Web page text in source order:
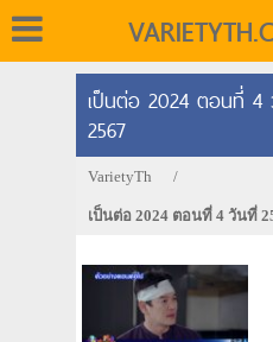
เป็นต่อ 2024 ตอนที่
2567
VarietyTh /
เป็นต่อ 2024 ตอนที่ 4 วันที่